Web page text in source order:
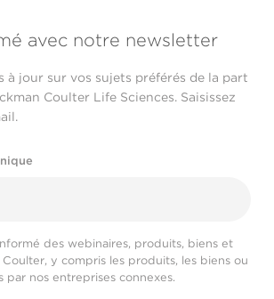
avec notre newsletter
à jour sur vos sujets préférés de la part
Coulter Life Sciences. Saisissez
des webinaires, produits, biens et
Coulter, y compris les produits, les biens ou
par nos entreprises connexes.